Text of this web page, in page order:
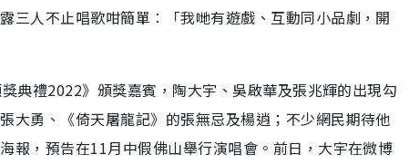
三人不止唱歌咁簡單︰「我哋有遊戲、互動同小品劇，開
典禮2022》頒獎嘉賓，陶大宇、吳啟華及張兆輝的出現勾
大勇、《倚天屠龍記》的張無忌及楊逍；不少網民期待他
報，預告在11月中假佛山舉行演唱會。前日，大宇在微博